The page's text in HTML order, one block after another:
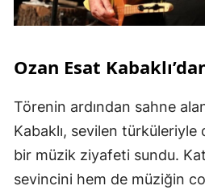
Ozan Esat
Törenin ardından sahne
Kabaklı, sevilen
bir müzik ziyafeti sundu.
sevincini hem de müziğin